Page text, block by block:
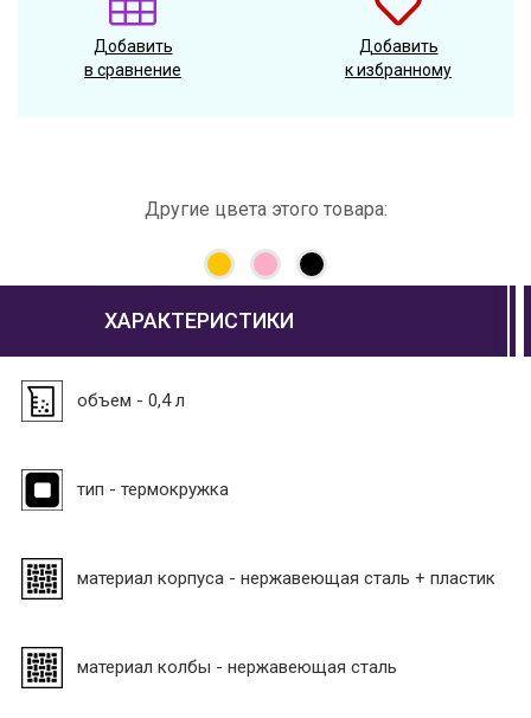
Добавить
в сравнение
Добавить
к избранному
Другие цвета этого товара:
ХАРАКТЕРИСТИКИ
объем - 0,4 л
тип - термокружка
материал корпуса - нержавеющая сталь + пластик
материал колбы - нержавеющая сталь